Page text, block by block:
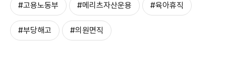
#고용노동부 #메리츠자산운용 #육아휴직
#부당해고 #의원면직